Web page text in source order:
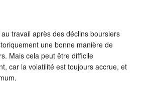
au travail après des déclins boursiers
une bonne manière de
Mais cela peut être difficile
car la volatilité est toujours accrue, et